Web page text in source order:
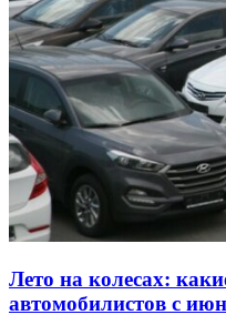
Лето на колесах:
автомобилистов с